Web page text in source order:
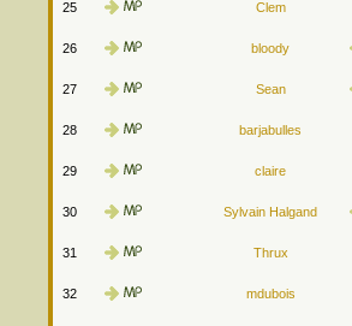
25 Clem
26 bloody
27 Sean
28 barjabulles
29 claire
30 Sylvain Halgand
31 Thrux
32 mdubois